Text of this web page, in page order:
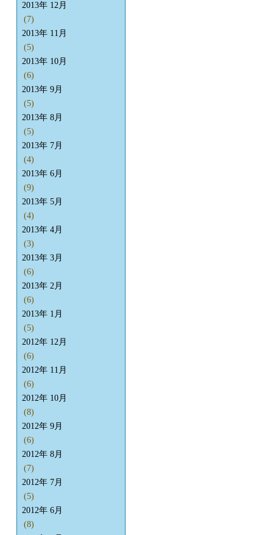
2013年 12月
(7)
2013年 11月
(5)
2013年 10月
(6)
2013年 9月
(5)
2013年 8月
(5)
2013年 7月
(4)
2013年 6月
(9)
2013年 5月
(4)
2013年 4月
(3)
2013年 3月
(6)
2013年 2月
(6)
2013年 1月
(5)
2012年 12月
(6)
2012年 11月
(6)
2012年 10月
(8)
2012年 9月
(6)
2012年 8月
(7)
2012年 7月
(5)
2012年 6月
(8)